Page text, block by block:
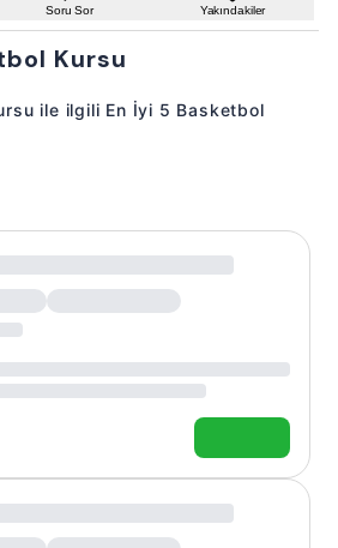
Soru Sor Yakındakiler
Kursu
ile ilgili En İyi 5 Basketbol